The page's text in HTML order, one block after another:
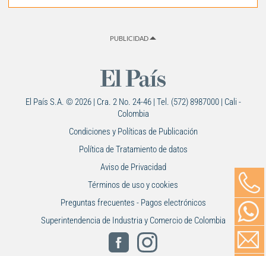
PUBLICIDAD
El País S.A. © 2026 | Cra. 2 No. 24-46 | Tel. (572) 8987000 | Cali -
Colombia
Condiciones y Políticas de Publicación
Política de Tratamiento de datos
Aviso de Privacidad
Términos de uso y cookies
Preguntas frecuentes - Pagos electrónicos
Superintendencia de Industria y Comercio de Colombia